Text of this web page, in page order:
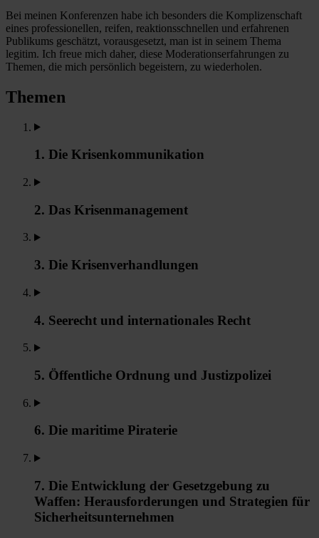
Bei meinen Konferenzen habe ich besonders die Komplizenschaft
eines professionellen, reifen, reaktionsschnellen und erfahrenen
Publikums geschätzt, vorausgesetzt, man ist in seinem Thema
legitim. Ich freue mich daher, diese Moderationserfahrungen zu
Themen, die mich persönlich begeistern, zu wiederholen.
Themen
1. Die Krisenkommunikation
2. Das Krisenmanagement
3. Die Krisenverhandlungen
4. Seerecht und internationales Recht
5. Öffentliche Ordnung und Justizpolizei
6. Die maritime Piraterie
7. Die Entwicklung der Gesetzgebung zu
Waffen: Herausforderungen und Strategien für
Sicherheitsunternehmen